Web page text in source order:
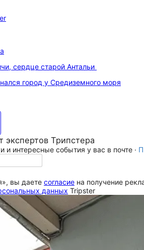
сердце старой Антальи
город у Средиземного моря
экспертов Трипстера
и интересные события у вас в почте ·
вы даете согласие на получение
данных Tripster